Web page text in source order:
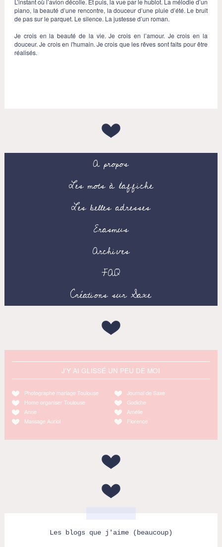
piano, la beauté d’une rencontre, la douceur d’une pluie d’été. Le bruit
de pas sur le parquet. Le silence. La justesse d’un roman.
Je crois en la beauté de la vie. Je crois en l’amour. Je crois en la
douceur. Je crois en l'humain. Je crois que les rêves sont faits pour être
réalisés.
A propos
Les mots à l’affiche
Les belles adresses
Erasmus
Archives
FAQ
Créations sur Saxe
J'Y AI GLISSÉ UN PEU DE MOI
Photographe mariage Toulouse
Home organiser Toulouse
Anne
Massage Auriol
Journal de Saxe
Godiche
Amélie
Florence
Les blogs que j'aime (beaucoup)